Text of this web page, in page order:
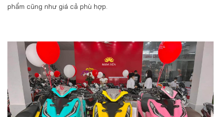
phẩm cũng như giá cả phù hợp.